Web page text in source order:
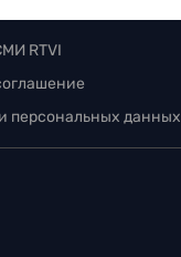
RTVI
персональных данных